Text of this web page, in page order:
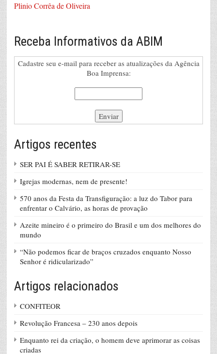
Plinio Corrêa de Oliveira
Receba Informativos da ABIM
Cadastre seu e-mail para receber as atualizações da Agência
Boa Imprensa:
Artigos recentes
SER PAI É SABER RETIRAR-SE
Igrejas modernas, nem de presente!
570 anos da Festa da Transfiguração: a luz do Tabor para
enfrentar o Calvário, as horas de provação
Azeite mineiro é o primeiro do Brasil e um dos melhores do
mundo
“Não podemos ficar de braços cruzados enquanto Nosso
Senhor é ridicularizado”
Artigos relacionados
CONFITEOR
Revolução Francesa – 230 anos depois
Enquanto rei da criação, o homem deve aprimorar as coisas
criadas